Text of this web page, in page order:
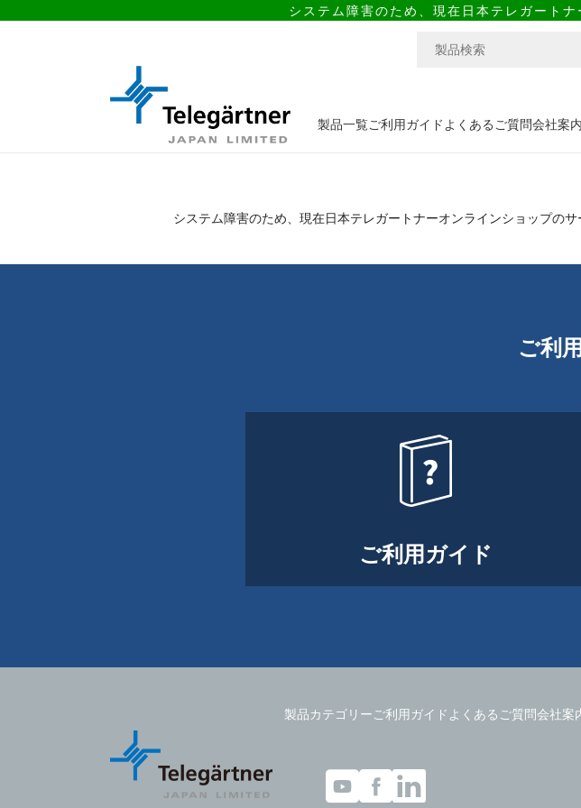
システム障害のため、現在日本テレガート
製品一覧ご利用ガイドよくあるご質問会社案内
システム障害のため、現在日本テレガートナーオンラインショップの
ご利
ご利用ガイド
製品カテゴリーご利用ガイド よくあるご質問会社案